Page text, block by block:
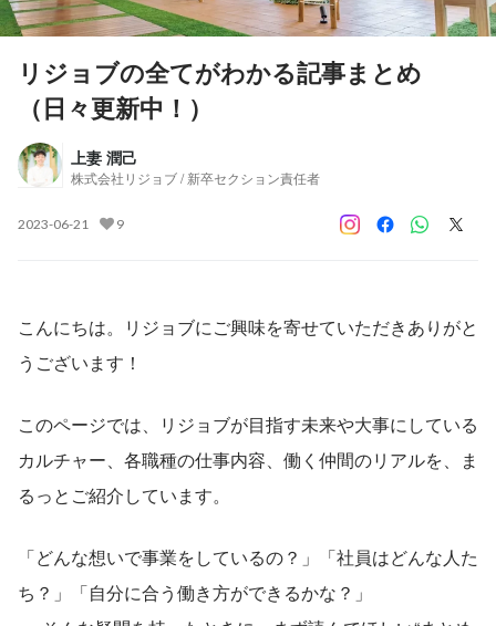
リジョブの全てがわかる記事まとめ
（日々更新中！）
上妻 潤己
株式会社リジョブ / 新卒セクション責任者
2023-06-21 9
こんにちは。リジョブにご興味を寄せていただきありがと
うございます！
このページでは、リジョブが目指す未来や大事にしている
カルチャー、各職種の仕事内容、働く仲間のリアルを、ま
るっとご紹介しています。
「どんな想いで事業をしているの？」「社員はどんな人た
ち？」「自分に合う働き方ができるかな？」